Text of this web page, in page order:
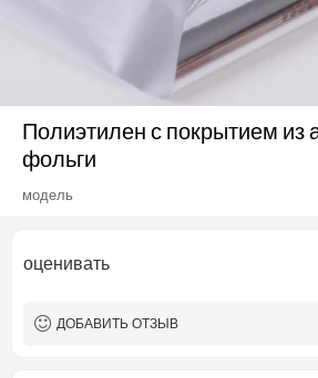
Полиэтилен с покрытием
фольги
модель
оценивать
ДОБАВИТЬ ОТЗЫВ